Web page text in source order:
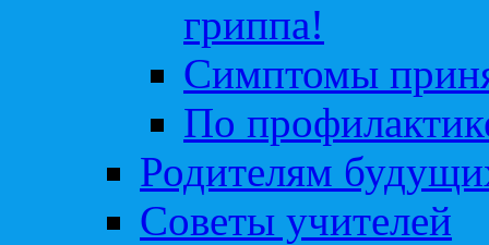
гриппа!
Симптомы
По
Родителям
Советы учителей